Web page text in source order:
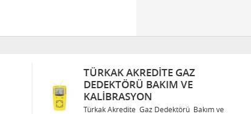
TÜRKAK AKREDITE GAZ
DEDEKTÖRÜ BAKIM VE
KALIBRASYON
Türkak Akredite Gaz Dedektörü Bakım ve